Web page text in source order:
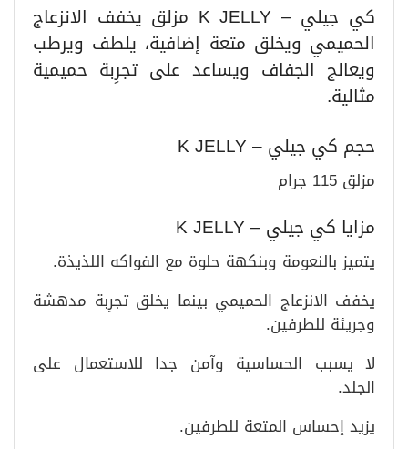
كي جيلي – K JELLY مزلق يخفف الانزعاج
الحميمي ويخلق متعة إضافية، يلطف ويرطب
ويعالج الجفاف ويساعد على تجرِبة حميمية
مثالية.
حجم كي جيلي – K JELLY
مزلق 115 جرام
مزايا كي جيلي – K JELLY
يتميز بالنعومة وبنكهة حلوة مع الفواكه اللذيذة.
يخفف الانزعاج الحميمي بينما يخلق تجرِبة مدهشة
وجريئة للطرفين.
لا يسبب الحساسية وآمن جدا للاستعمال على
الجلد.
يزيد إحساس المتعة للطرفين.